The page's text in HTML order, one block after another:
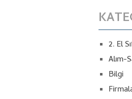
2. El
Alım-
Bilgi